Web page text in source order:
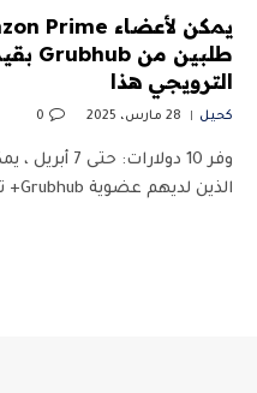
الترويجي هذا
كحيل 28 مارس، 2025 0
الذين لديهم عضوية Grubhub+ توفير 5 دولارات على طلبين…